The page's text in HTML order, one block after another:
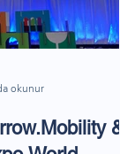
&
okunur